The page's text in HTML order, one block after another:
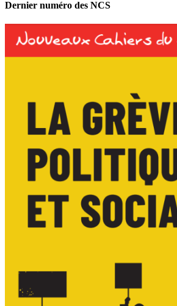
Dernier numéro des NCS